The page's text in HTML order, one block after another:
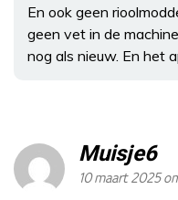
En ook geen
geen vet in de
nog als nieuw. En het
Muisje6
10 maart 2025